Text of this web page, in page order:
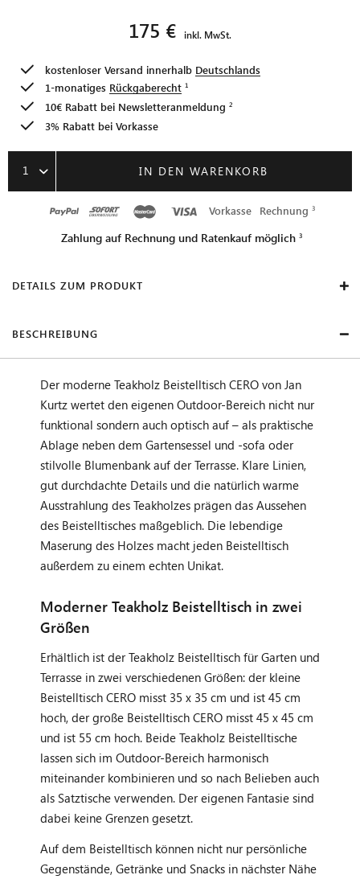
175 € inkl. MwSt.
kostenloser Versand innerhalb Deutschlands
1-monatiges Rückgaberecht
10€ Rabatt bei Newsletteranmeldung
3% Rabatt bei Vorkasse
1 IN DEN WARENKORB
Vorkasse Rechnung
Zahlung auf Rechnung und Ratenkauf möglich
DETAILS ZUM PRODUKT
BESCHREIBUNG
Der moderne Teakholz Beistelltisch CERO von Jan
Kurtz wertet den eigenen Outdoor-Bereich nicht nur
funktional sondern auch optisch auf – als praktische
Ablage neben dem Gartensessel und -sofa oder
stilvolle Blumenbank auf der Terrasse. Klare Linien,
gut durchdachte Details und die natürlich warme
Ausstrahlung des Teakholzes prägen das Aussehen
des Beistelltisches maßgeblich. Die lebendige
Maserung des Holzes macht jeden Beistelltisch
außerdem zu einem echten Unikat.
Moderner Teakholz Beistelltisch in zwei
Größen
Erhältlich ist der Teakholz Beistelltisch für Garten und
Terrasse in zwei verschiedenen Größen: der kleine
Beistelltisch CERO misst 35 x 35 cm und ist 45 cm
hoch, der große Beistelltisch CERO misst 45 x 45 cm
und ist 55 cm hoch. Beide Teakholz Beistelltische
lassen sich im Outdoor-Bereich harmonisch
miteinander kombinieren und so nach Belieben auch
als Satztische verwenden. Der eigenen Fantasie sind
dabei keine Grenzen gesetzt.
Auf dem Beistelltisch können nicht nur persönliche
Gegenstände, Getränke und Snacks in nächster Nähe